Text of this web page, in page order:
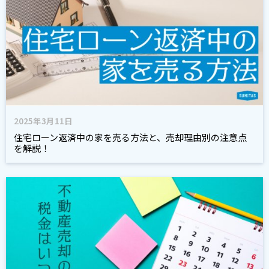
2025年3月11日
住宅ローン返済中の家を売る方法と、売却理由別の注意点
を解説！